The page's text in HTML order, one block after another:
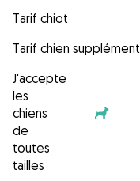
Tarif chiot
Tarif chien
J'accepte
les
chiens
de
toutes
tailles